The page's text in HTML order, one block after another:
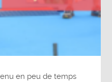
en peu de temps